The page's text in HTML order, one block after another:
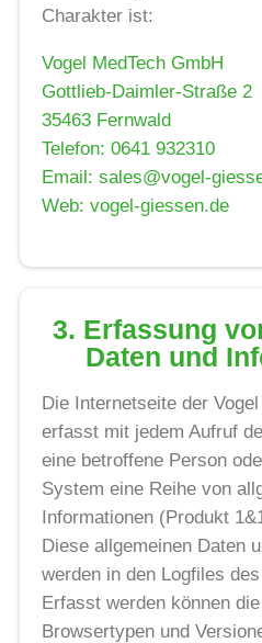
Charakter ist:
Vogel MedTech GmbH
Gottlieb-Daimler-Straße 2
35463 Fernwald
Telefon: 0641 932310
Email: sales@vogel-
Web: vogel-giessen.de
3. Erfassung
Daten und
Die Internetseite der
erfasst mit jedem Aufruf
eine betroffene Person
System eine Reihe von
Informationen (Produkt
Diese allgemeinen Daten
werden in den Logfiles
Erfasst werden können
Browsertypen und